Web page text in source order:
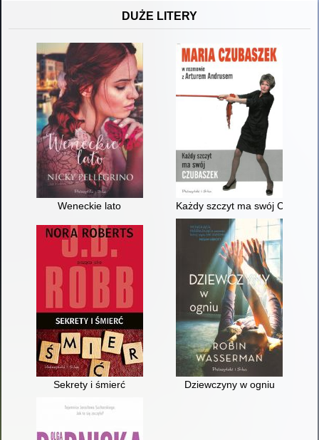
DUŻE LITERY
Weneckie lato Każdy szczyt ma swój
Sekrety i śmierć Dziewczyny w ogniu